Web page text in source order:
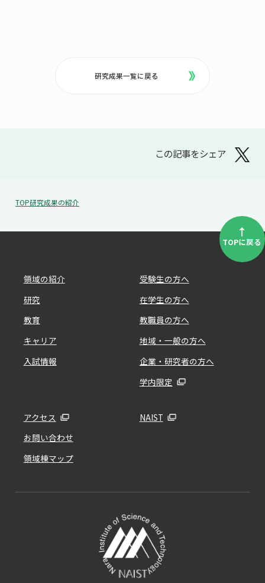
研究成果一覧に戻る
この記事をシェア
TOP研究成果の紹介
↑
TOPに戻る
領域の紹介
研究
教育
キャリア
入試情報
受験生の方へ
在学生の方へ
教職員の方へ
地域・一般の方へ
企業・研究者の方へ
学内限定
アクセス
お問い合わせ
領域棟マップ
NAIST